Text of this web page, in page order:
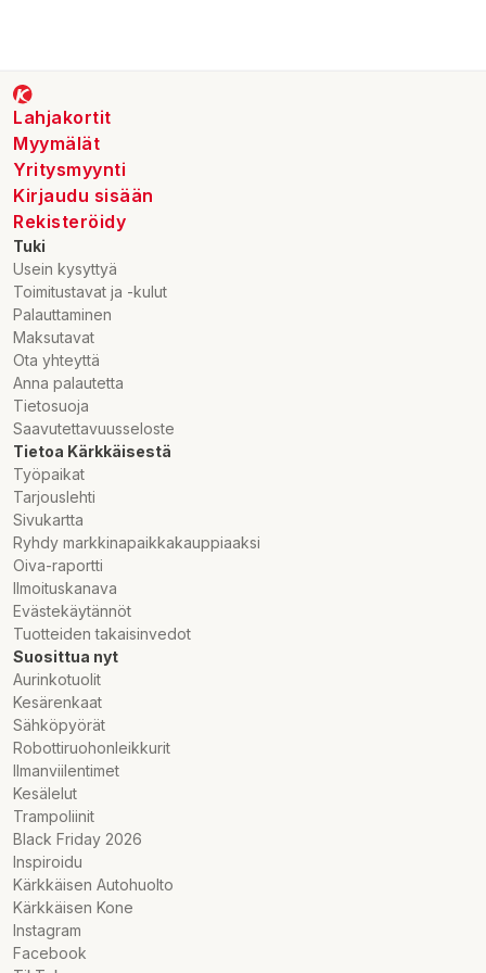
Lahjakortit
Myymälät
Yritysmyynti
Kirjaudu sisään
Rekisteröidy
Tuki
Usein kysyttyä
Toimitustavat ja -kulut
Palauttaminen
Maksutavat
Ota yhteyttä
Anna palautetta
Tietosuoja
Saavutettavuusseloste
Tietoa Kärkkäisestä
Työpaikat
Tarjouslehti
Sivukartta
Ryhdy markkinapaikkakauppiaaksi
Oiva-raportti
Ilmoituskanava
Evästekäytännöt
Tuotteiden takaisinvedot
Suosittua nyt
Aurinkotuolit
Kesärenkaat
Sähköpyörät
Robottiruohonleikkurit
Ilmanviilentimet
Kesälelut
Trampoliinit
Black Friday 2026
Inspiroidu
Kärkkäisen Autohuolto
Kärkkäisen Kone
Instagram
Facebook